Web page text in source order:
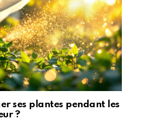
ses plantes pendant les
?